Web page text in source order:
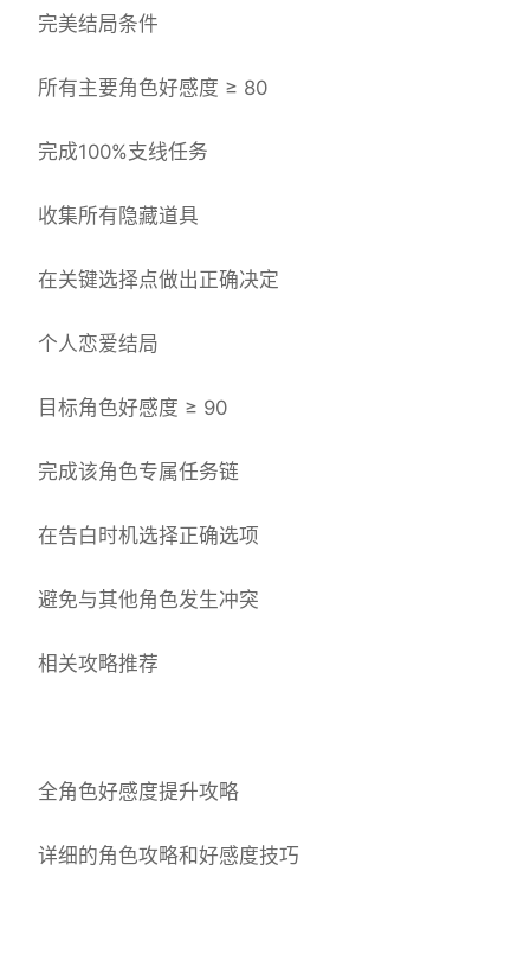
完美结局条件
所有主要角色好感度 ≥ 80
完成100%支线任务
收集所有隐藏道具
在关键选择点做出正确决定
个人恋爱结局
目标角色好感度 ≥ 90
完成该角色专属任务链
在告白时机选择正确选项
避免与其他角色发生冲突
相关攻略推荐
全角色好感度提升攻略
详细的角色攻略和好感度技巧